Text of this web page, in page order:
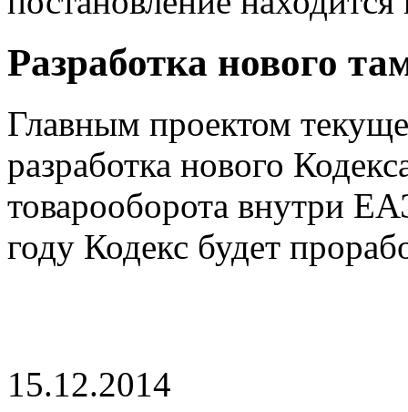
Разработка нового
Главным проектом
разработка нового
товарооборота внутри
году Кодекс будет
15.12.2014